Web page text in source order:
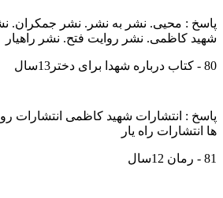
پاسخ : محیی. نشر به نشر. نشر جمکران.
شهید کاظمی. نشر روایت فتح. نشر راهیار
80 - کتاب درباره شهدا برای دختر13سال
پاسخ : انتشارات شهید کاظمی انتشارات
ها انتشارات راه یار
81 - رمان 12سال